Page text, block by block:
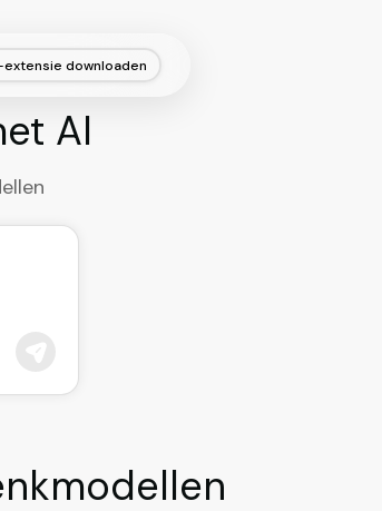
downloaden
AI